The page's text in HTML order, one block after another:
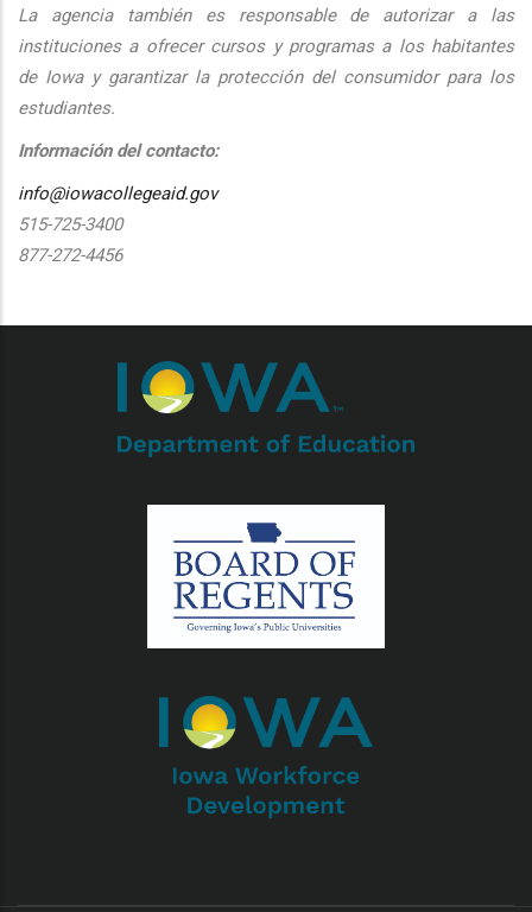
La agencia también es responsable de autorizar a las
instituciones a ofrecer cursos y programas a los habitantes
de Iowa y garantizar la protección del consumidor para los
estudiantes.
Información del contacto:
info@iowacollegeaid.gov
515-725-3400
877-272-4456